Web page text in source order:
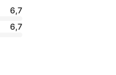
6,7
6,7